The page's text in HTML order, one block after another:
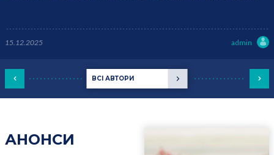
ВСІ АВТОРИ
15.12.2025 admin
АНОНСИ